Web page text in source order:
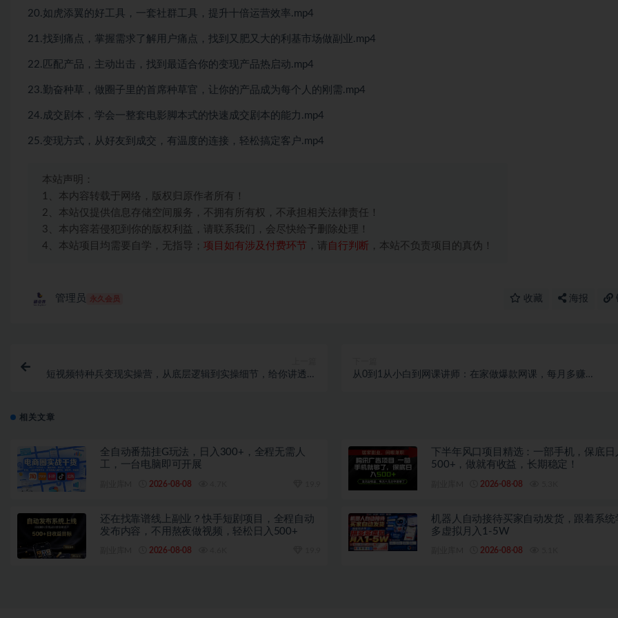
20.如虎添翼的好工具，一套社群工具，提升十倍运营效率.mp4
21.找到痛点，掌握需求了解用户痛点，找到又肥又大的利基市场做副业.mp4
22.匹配产品，主动出击，找到最适合你的变现产品热启动.mp4
23.勤奋种草，做圈子里的首席种草官，让你的产品成为每个人的刚需.mp4
24.成交剧本，学会一整套电影脚本式的快速成交剧本的能力.mp4
25.变现方式，从好友到成交，有温度的连接，轻松搞定客户.mp4
本站声明：
1、本内容转载于网络，版权归原作者所有！
2、本站仅提供信息存储空间服务，不拥有所有权，不承担相关法律责任！
3、本内容若侵犯到你的版权利益，请联系我们，会尽快给予删除处理！
4、本站项目均需要自学，无指导； 项目如有涉及付费环节 ，请 自行判断 ，本站不负责项目的真伪！
管理员 永久会员 收藏 海报
短视频特种兵变现实操营，从底层逻辑到实操细节，给你讲透短
从0到1从小白到网课讲师：在家做爆款网课，每月多赚
相关文章
全自动番茄挂G玩法，日入300+，全程无需人
工，一台电脑即可开展
2026-08-08
下半年风口项目精选：一部手机，保底日
500+，做就有收益，长期稳定！
2026-08-08
还在找靠谱线上副业？快手短剧项目，全程自动
发布内容，不用熬夜做视频，轻松日入500+
2026-08-08
机器人自动接待买家自动发货，跟着系统
多虚拟月入1-5W
2026-08-08